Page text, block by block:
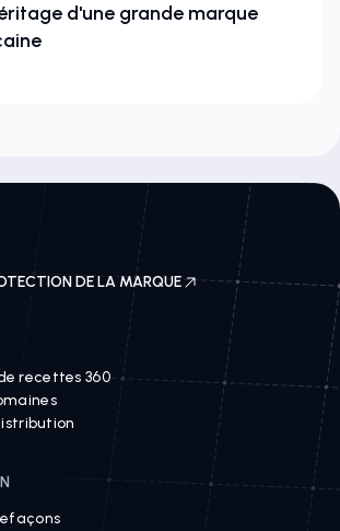
d'une grande marque
DE LA MARQUE
recettes 360